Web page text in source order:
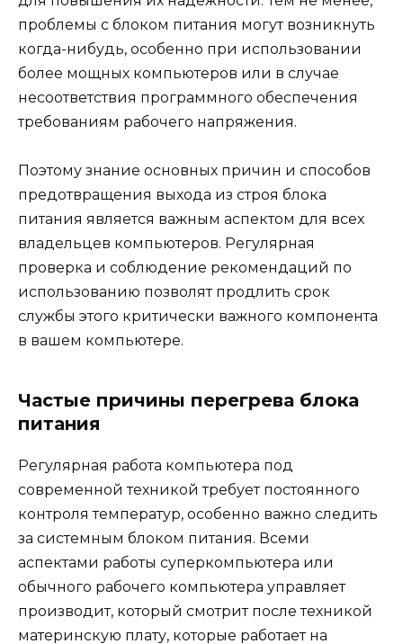
проблемы с блоком питания могут возникнуть
когда-нибудь, особенно при использовании
более мощных компьютеров или в случае
несоответствия программного обеспечения
требованиям рабочего напряжения.
Поэтому знание основных причин и способов
предотвращения выхода из строя блока
питания является важным аспектом для всех
владельцев компьютеров. Регулярная
проверка и соблюдение рекомендаций по
использованию позволят продлить срок
службы этого критически важного компонента
в вашем компьютере.
Частые причины перегрева блока
питания
Регулярная работа компьютера под
современной техникой требует постоянного
контроля температур, особенно важно следить
за системным блоком питания. Всеми
аспектами работы суперкомпьютера или
обычного рабочего компьютера управляет
производит, который смотрит после техникой
материнскую плату, которые работает на